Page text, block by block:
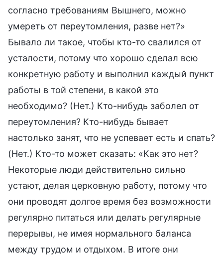
согласно требованиям Вышнего, можно
умереть от переутомления, разве нет?»
Бывало ли такое, чтобы кто-то свалился от
усталости, потому что хорошо сделал всю
конкретную работу и выполнил каждый пункт
работы в той степени, в какой это
необходимо? (Нет.) Кто-нибудь заболел от
переутомления? Кто-нибудь бывает
настолько занят, что не успевает есть и спать?
(Нет.) Кто-то может сказать: «Как это нет?
Некоторые люди действительно сильно
устают, делая церковную работу, потому что
они проводят долгое время без возможности
регулярно питаться или делать регулярные
перерывы, не имея нормального баланса
между трудом и отдыхом. В итоге они